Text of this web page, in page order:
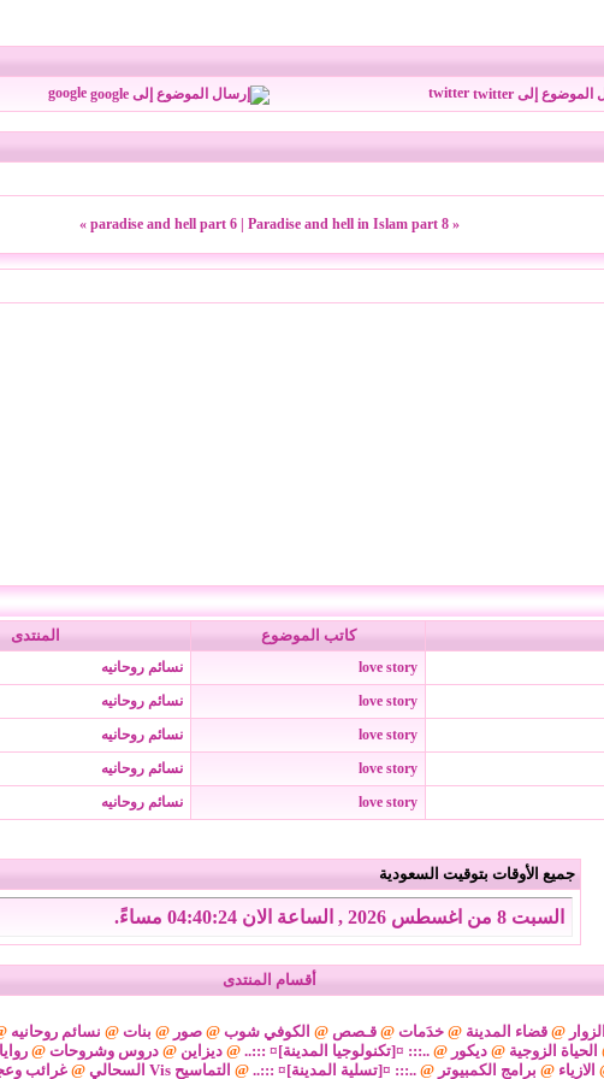
twitter
google
«
paradise and hell part 6 Paradise and hell in Islam part 8
»
كاتب الموضوع المنتدى
love story
نسائم روحانيه
love story
نسائم روحانيه
love story
نسائم روحانيه
love story
نسائم روحانيه
love story نسائم روحانيه
جميع الأوقات بتوقيت السعودية
السبت 8 من اغسطس 2026 , الساعة الان 04:40:24 مساءً.
أقسام المنتدى
@قضاء المدينة @خدَمات @قـصص @ الكوفي شوب @صور @ بنات @ نسائم روحانيه
الحياة الزوجية @ ديكور @ ..::: ¤[تكنولوجيا المدينة]¤ :::.. @ ديزاين @ دروس وشروحات @
الازياء @ برامج الكمبيوتر @..::: ¤[تسلية المدينة]¤ :::.. @ التماسيح Vis السحالي @غرائب